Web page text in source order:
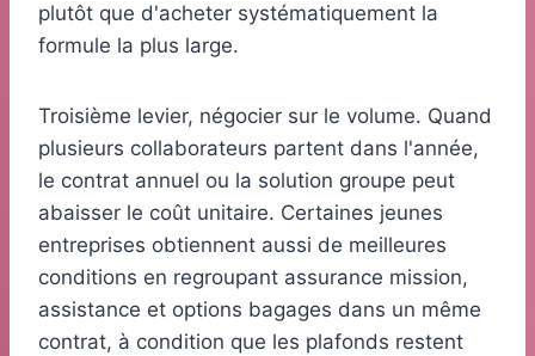
plutôt que d'acheter systématiquement la
formule la plus large.
Troisième levier, négocier sur le volume. Quand
plusieurs collaborateurs partent dans l'année,
le contrat annuel ou la solution groupe peut
abaisser le coût unitaire. Certaines jeunes
entreprises obtiennent aussi de meilleures
conditions en regroupant assurance mission,
assistance et options bagages dans un même
contrat, à condition que les plafonds restent